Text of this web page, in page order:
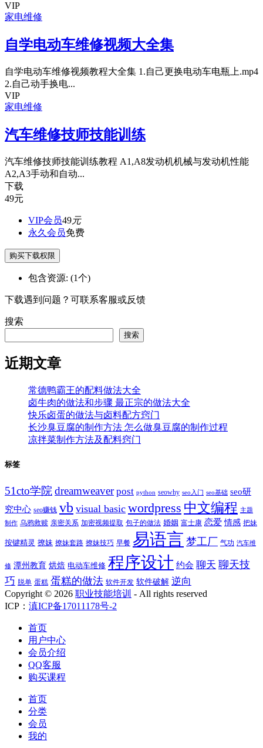
VIP
家电维修
自学电动车维修视频大全集
自学电动车维修视频教程大全集 1.自己更换电动车电瓶上.mp4
2.自己动手换电...
VIP
家电维修
汽车维修技师技能训练
汽车维修技师技能训练教程 A1,A8发动机机械与发动机性能
A2,A3手动和自动...
下载
49元
VIP会员49元
永久会员免费
购买下载权限
包含资源: (1个)
下载遇到问题？可联系客服或反馈
搜索
搜索
近期文章
常德鸭霸王的配料做法大全
卤牛肉的做法和步骤 最正宗的做法大全
快乐卤蛋的做法与卤料配方窍门
长沙臭豆腐的制作方法 怎么做臭豆腐的制作过程
凉拌菜制作方法及配料窍门
标签
51cto学院dreamweaver post python seowhy seo入门 seo基础 seo研
究中心 seo赚钱 vb visual basic wordpress 中文编程 主题
制作 乌鸦救赎 亲密关系 加密视频提取 包子的做法 婚姻 富士康 恋爱 情感 把妹
按键精灵 撩妹 撩妹套路 撩妹技巧 早餐 易语言 梦工厂 气功 汽车维
修 潭州教育 烘焙 电动车维修 程序设计 约会 聊天 聊天技
巧 脱单 蛋糕 蛋糕的做法 软件开发 软件破解 逆向
Copyright © 2026 职业技能培训 - All rights reserved
ICP： 滇ICP备17011178号-2
首页
用户中心
会员介绍
QQ客服
购买课程
首页
分类
会员
我的